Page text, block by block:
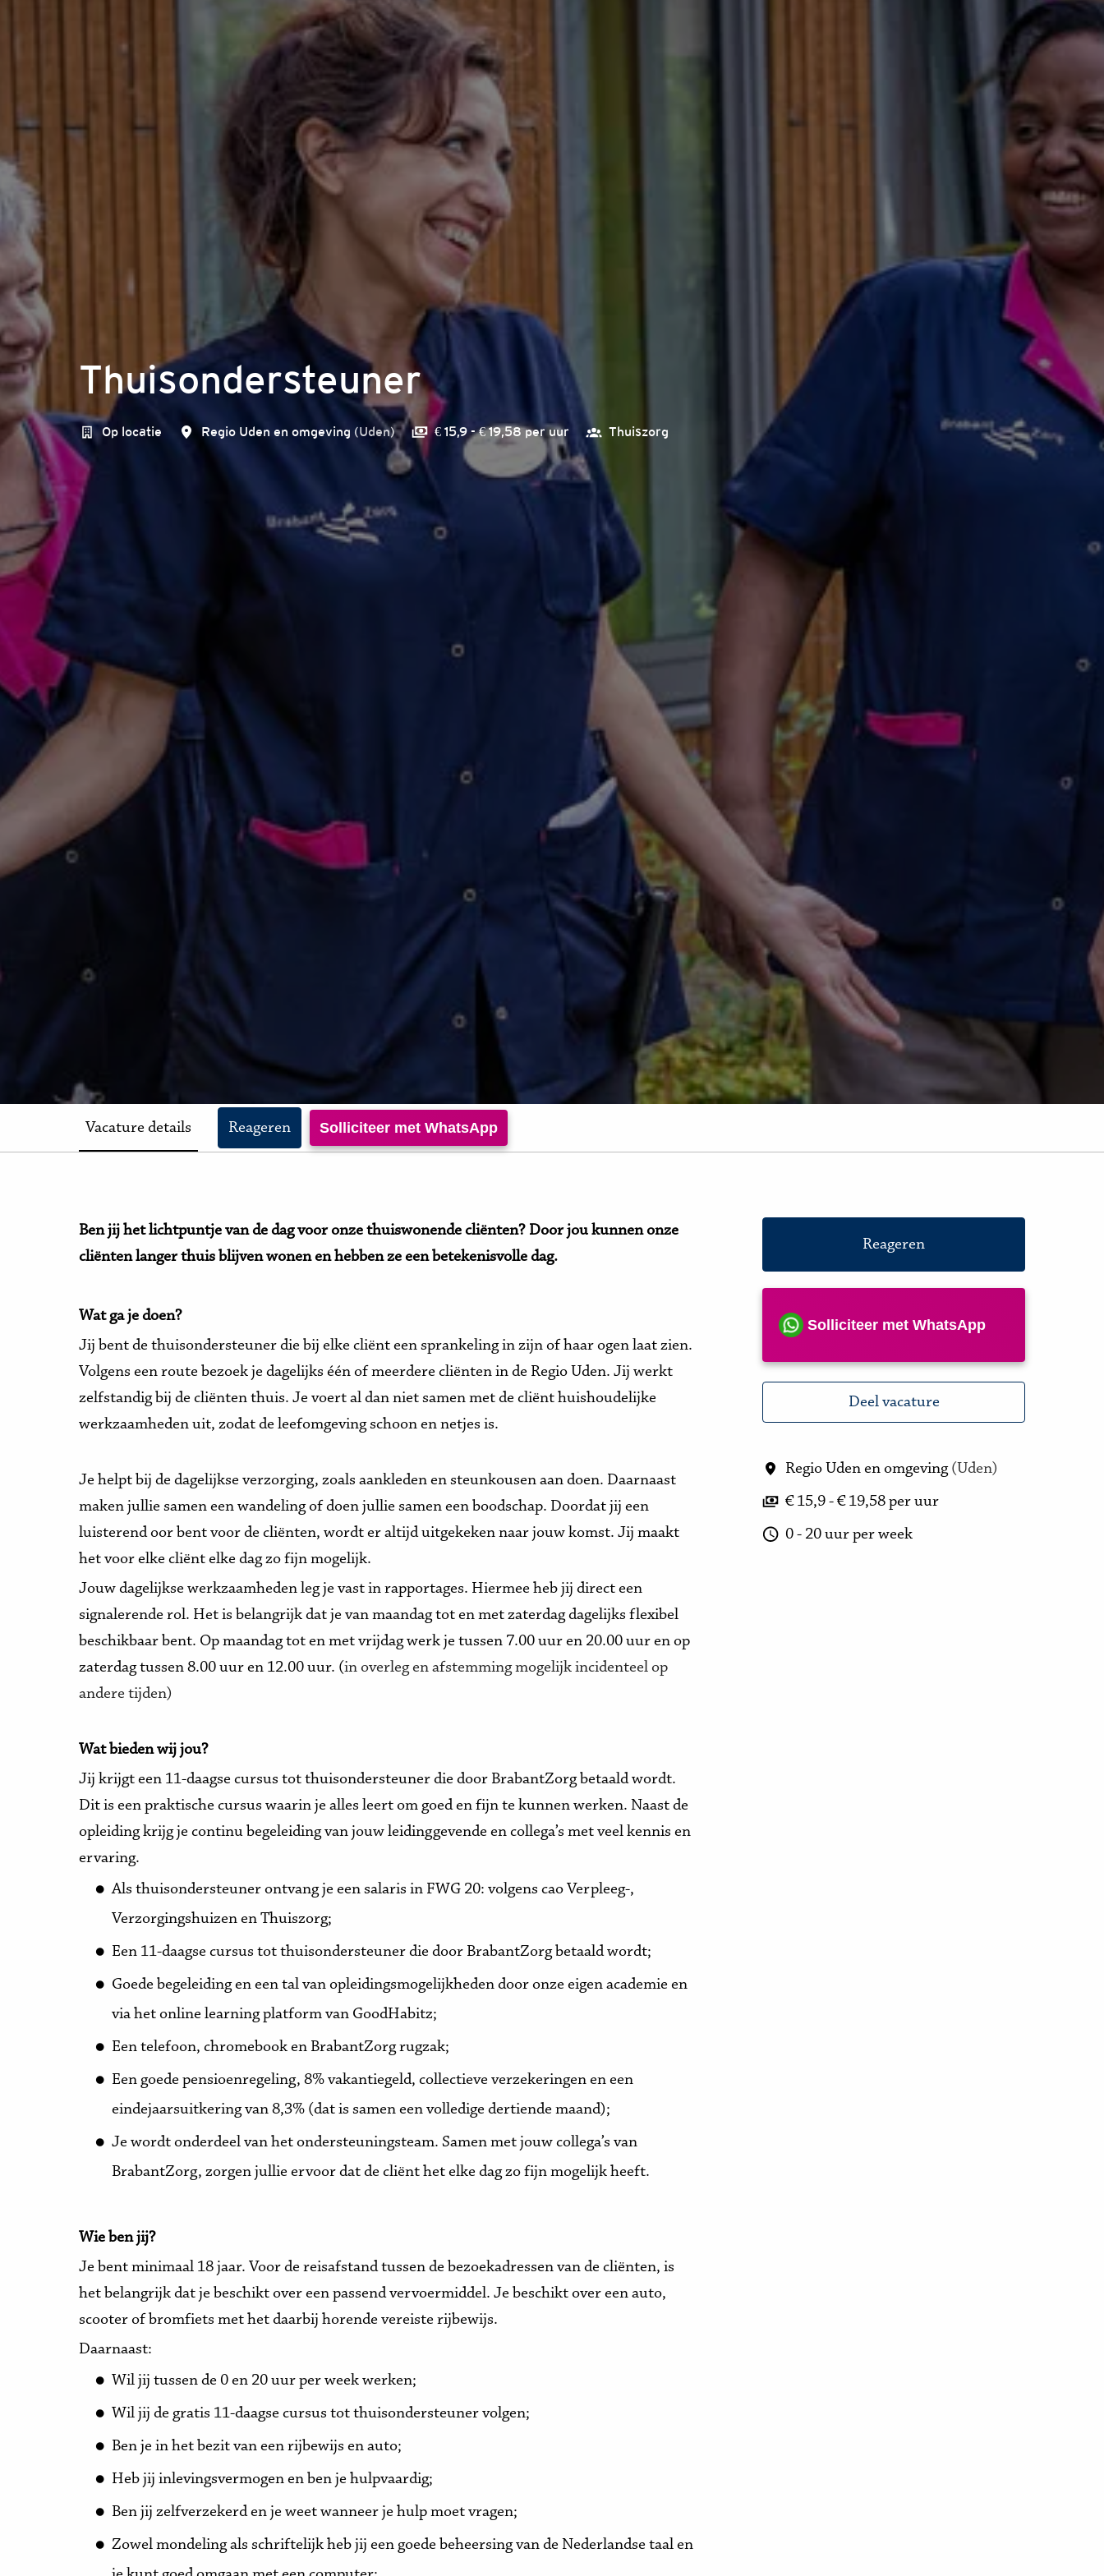
Thuisondersteuner
Op locatie Regio Uden en omgeving (Uden) € 15,9 - € 19,58 per uur Thuiszorg
Vacature details Reageren Solliciteer met WhatsApp
Ben jij het lichtpuntje van de dag voor onze thuiswonende cliënten? Door jou kunnen onze
cliënten langer thuis blijven wonen en hebben ze een betekenisvolle dag.
Wat ga je doen?
Jij bent de thuisondersteuner die bij elke cliënt een sprankeling in zijn of haar ogen laat zien.
Volgens een route bezoek je dagelijks één of meerdere cliënten in de Regio Uden. Jij werkt
zelfstandig bij de cliënten thuis. Je voert al dan niet samen met de cliënt huishoudelijke
werkzaamheden uit, zodat de leefomgeving schoon en netjes is.
Je helpt bij de dagelijkse verzorging, zoals aankleden en steunkousen aan doen. Daarnaast
maken jullie samen een wandeling of doen jullie samen een boodschap. Doordat jij een
luisterend oor bent voor de cliënten, wordt er altijd uitgekeken naar jouw komst. Jij maakt
het voor elke cliënt elke dag zo fijn mogelijk.
Jouw dagelijkse werkzaamheden leg je vast in rapportages. Hiermee heb jij direct een
signalerende rol. Het is belangrijk dat je van maandag tot en met zaterdag dagelijks flexibel
beschikbaar bent. Op maandag tot en met vrijdag werk je tussen 7.00 uur en 20.00 uur en op
zaterdag tussen 8.00 uur en 12.00 uur. (in overleg en afstemming mogelijk incidenteel op
andere tijden)
Wat bieden wij jou?
Jij krijgt een 11-daagse cursus tot thuisondersteuner die door BrabantZorg betaald wordt.
Dit is een praktische cursus waarin je alles leert om goed en fijn te kunnen werken. Naast de
opleiding krijg je continu begeleiding van jouw leidinggevende en collega’s met veel kennis en
ervaring.
Als thuisondersteuner ontvang je een salaris in FWG 20: volgens cao Verpleeg-,
Verzorgingshuizen en Thuiszorg;
Een 11-daagse cursus tot thuisondersteuner die door BrabantZorg betaald wordt;
Goede begeleiding en een tal van opleidingsmogelijkheden door onze eigen academie en
via het online learning platform van GoodHabitz;
Een telefoon, chromebook en BrabantZorg rugzak;
Een goede pensioenregeling, 8% vakantiegeld, collectieve verzekeringen en een
eindejaarsuitkering van 8,3% (dat is samen een volledige dertiende maand);
Je wordt onderdeel van het ondersteuningsteam. Samen met jouw collega’s van
BrabantZorg, zorgen jullie ervoor dat de cliënt het elke dag zo fijn mogelijk heeft.
Wie ben jij?
Je bent minimaal 18 jaar. Voor de reisafstand tussen de bezoekadressen van de cliënten, is
het belangrijk dat je beschikt over een passend vervoermiddel. Je beschikt over een auto,
scooter of bromfiets met het daarbij horende vereiste rijbewijs.
Daarnaast:
Wil jij tussen de 0 en 20 uur per week werken;
Wil jij de gratis 11-daagse cursus tot thuisondersteuner volgen;
Ben je in het bezit van een rijbewijs en auto;
Heb jij inlevingsvermogen en ben je hulpvaardig;
Ben jij zelfverzekerd en je weet wanneer je hulp moet vragen;
Zowel mondeling als schriftelijk heb jij een goede beheersing van de Nederlandse taal en
Reageren
Solliciteer met WhatsApp
Deel vacature
Regio Uden en omgeving ( Uden)
€ 15,9 - € 19,58 per uur
0 - 20 uur per week